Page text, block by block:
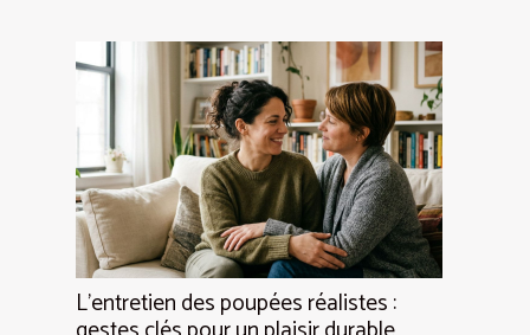
L’entretien des poupées réalistes :